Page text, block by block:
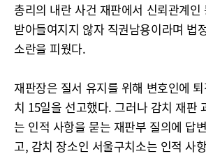
총리의 내란 사건 재판에서 신뢰관계인
받아들여지지 않자 직권남용이라며 법
소란을 피웠다.
재판장은 질서 유지를 위해 변호인에
치 15일을 선고했다. 그러나 감치 재판
는 인적 사항을 묻는 재판부 질의에 답
고, 감치 장소인 서울구치소는 인적 사